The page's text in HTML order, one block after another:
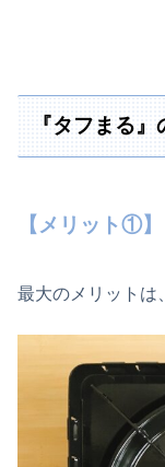
『タフまる
【メリット①
最大のメリットは